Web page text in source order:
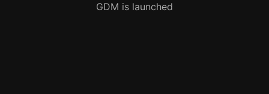
GDM is launched